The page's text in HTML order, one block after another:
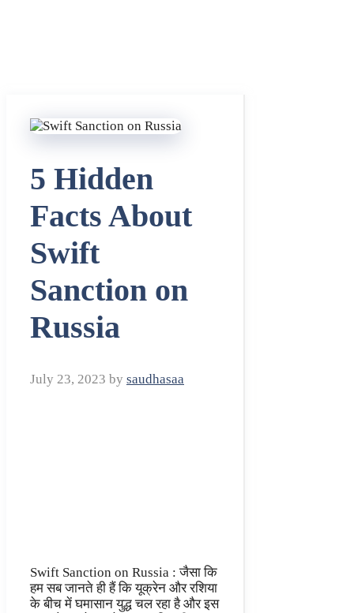
5 Hidden
Facts About
Swift
Sanction on
Russia
July 23, 2023 by saudhasaa
Swift Sanction on Russia : जैसा कि
हम सब जानते ही हैं कि यूक्रेन और रशिया
के बीच में घमासान युद्ध चल रहा है और इस